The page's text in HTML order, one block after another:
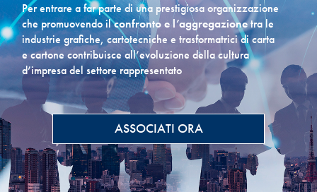
Per entrare a far parte di una prestigiosa organizzazione
che promuovendo ilconfronto e l’aggregazionetra le
industrie grafiche, cartotecniche e trasformatrici di carta
e cartone contribuisce all’evoluzione della cultura
d’impresa del settore rappresentato
ASSOCIATI ORA